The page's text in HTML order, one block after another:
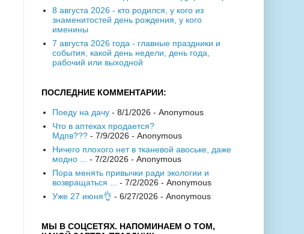
8 августа 2026 - кто родился, у кого из
знаменитостей день рождения, у кого
именины
7 августа 2026 года - главные праздники и
события, какой день недели, день года,
рабочий или выходной
ПОСЛЕДНИЕ КОММЕНТАРИИ:
Поеду на дачу- 8/1/2026 - Anonymous
Что в аптеках продается?
Мдпв???- 7/9/2026 - Anonymous
Ничего плохого нет в тканевой авоське, даже
модно ... - 7/2/2026 - Anonymous
Пора менять привычки ради экологии и
возвращаться ... - 7/2/2026 - Anonymous
Уже 27 июня👌 - 6/27/2026 - Anonymous
МЫ В СОЦСЕТЯХ. НАПОМИНАЕМ О ТОМ,